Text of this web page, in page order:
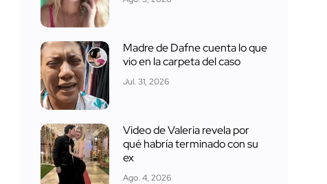
Madre de Dafne cuenta lo que
vio en la carpeta del caso
Jul. 31, 2026
Video de Valeria revela por
qué habría terminado con su
ex
Ago. 4, 2026